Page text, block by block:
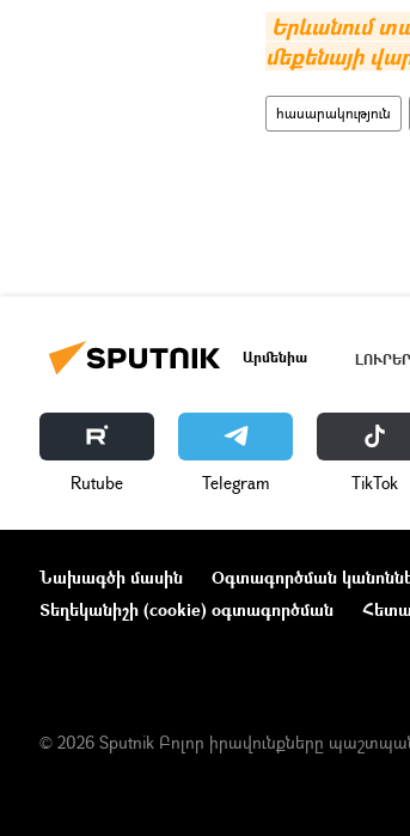
Երևանում
մեքենայի
հասարակություն
Արմենիա ԼՈՒՐԵՐ
Rutube Telegram ТikТоk
Նախագծի մասին Օգտագործման
Տեղեկանիշի (cookie) օգտագործման
© 2026 Sputnik Բոլոր իրավունքները